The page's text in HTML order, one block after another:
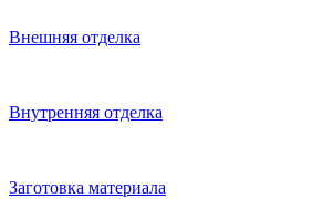
Внешняя отделка
Внутренняя отделка
Заготовка материала